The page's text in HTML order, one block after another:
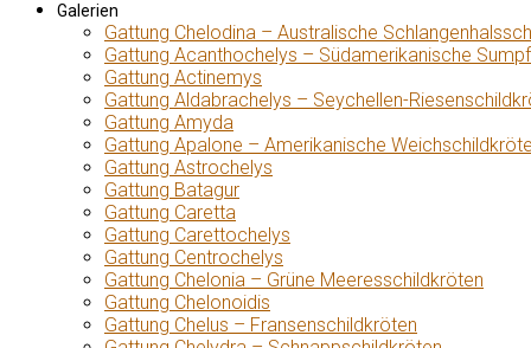
Galerien
Gattung Chelodina – Australische
Gattung Acanthochelys – Südamerikanische
Gattung Actinemys
Gattung Aldabrachelys – Seychellen-
Gattung Amyda
Gattung Apalone – Amerikanische
Gattung Astrochelys
Gattung Batagur
Gattung Caretta
Gattung Carettochelys
Gattung Centrochelys
Gattung Chelonia – Grüne Meeresschildkröten
Gattung Chelonoidis
Gattung Chelus – Fransenschildkröten